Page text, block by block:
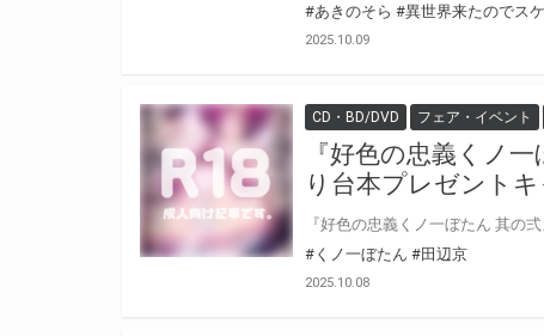
#あきのそら #異世界来たのでス
2025.10.09
CD・BD/DVD フェア・イベント
『好色の忠義くノ
り台本プレゼントキ
#くノ一ぼたん #田辺京
2025.10.08